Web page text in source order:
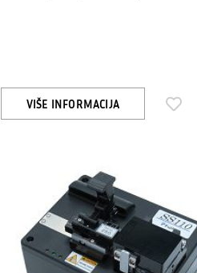
VIŠE INFORMACIJA